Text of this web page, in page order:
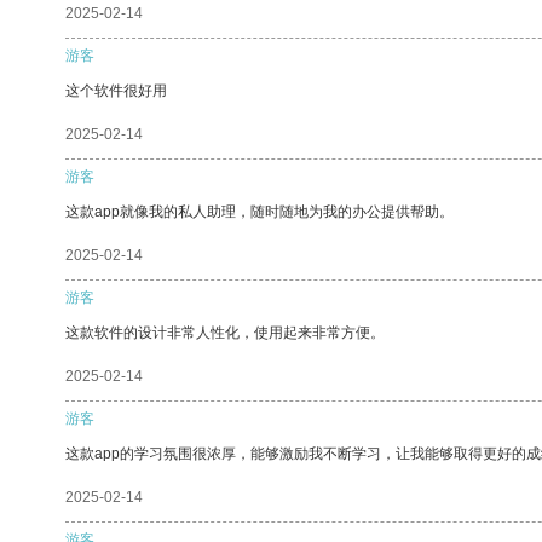
2025-02-14
游客
这个软件很好用
2025-02-14
游客
这款app就像我的私人助理，随时随地为我的办公提供帮助。
2025-02-14
游客
这款软件的设计非常人性化，使用起来非常方便。
2025-02-14
游客
这款app的学习氛围很浓厚，能够激励我不断学习，让我能够取得更好的
2025-02-14